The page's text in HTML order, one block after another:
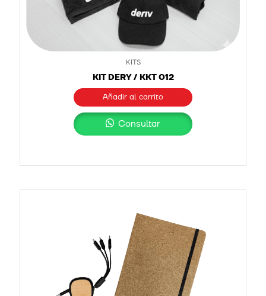
KITS
KIT DERY / KKT 012
Añadir al carrito
Consultar